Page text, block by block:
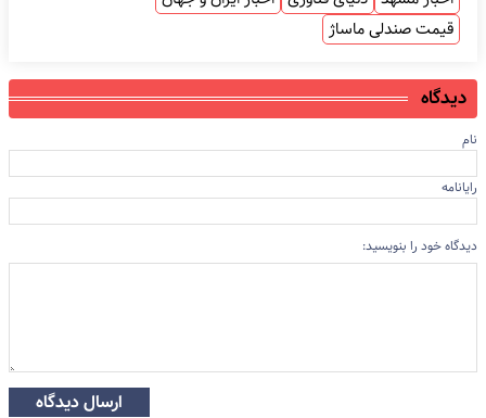
قیمت صندلی ماساژ
دیدگاه
نام
رایانامه
دیدگاه خود را بنویسید:
ارسال دیدگاه